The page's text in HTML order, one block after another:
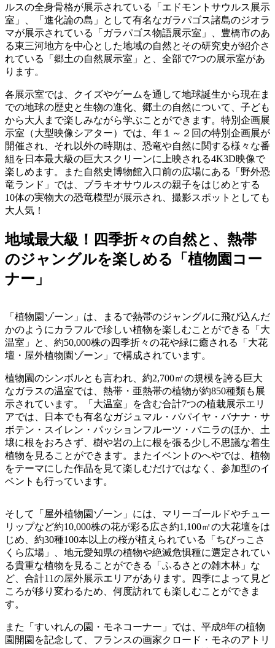
ルスの全身骨格が展示されている「エドモントサウルス展示
室」、「進化論の島」として有名なガラパゴス諸島のジオラ
マが展示されている「ガラパゴス物語展示室」、豊橋市のあ
る東三河地方を中心とした地域の自然とその研究史が紹介さ
れている「郷土の自然展示室」と、全部で7つの展示室があ
ります。
各展示室では、クイズやゲームを通して地球誕生から現在ま
での地球の歴史と生物の進化、郷土の自然について、子ども
から大人まで楽しみながら学ぶことができます。特別企画展
示室（大型映像シアター）では、年１～２回の特別企画展が
開催され、それ以外の時期は、恐竜や自然に関する様々な番
組を日本最大級の巨大スクリーンに上映される4K3D映像で
楽しめます。また自然史博物館入口前の広場にある「野外恐
竜ランド」では、ブラキオサウルスの親子をはじめとする
10体の実物大の恐竜模型が展示され、撮影スポットとしても
大人気！
地域最大級！四季折々の自然と、熱帯
のジャングルを楽しめる「植物園コー
ナー」
「植物園ゾーン」は、まるで熱帯のジャングルに飛び込んだ
かのようにカラフルで珍しい植物を楽しむことができる「大
温室」と、約50,000株の四季折々の花や緑に癒される「大花
壇・屋外植物園ゾーン」で構成されています。
植物園のシンボルとも言われ、約2,700㎡の規模を誇る巨大
なガラスの温室では、熱帯・亜熱帯の植物が約850種類も展
示されています。「大温室」を含む合計7つの植栽展示エリ
アでは、日本でも有名なガジュマル・パパイヤ・バナナ・サ
ボテン・スイレン・パッションフルーツ・バニラのほか、土
壌に根をおろさず、樹や岩の上に根を張る少し不思議な着生
植物を見ることができます。またイベントのへやでは、植物
をテーマにした作品を見て楽しむだけではなく、参加型のイ
ベントも行っています。
そして「屋外植物園ゾーン」には、マリーゴールドやチュー
リップなど約10,000株の花が彩る広さ約1,100㎡の大花壇をは
じめ、約30種100本以上の桜が植えられている「ちびっこさ
くら広場」、地元愛知県の植物や絶滅危惧種に選定されてい
る貴重な植物を見ることができる「ふるさとの雑木林」な
ど、合計11の屋外展示エリアがあります。四季によって見ど
ころが移り変わるため、何度訪れても楽しむことができま
す。
また「すいれんの園・モネコーナー」では、平成8年の植物
園開園を記念して、フランスの画家クロード・モネのアトリ